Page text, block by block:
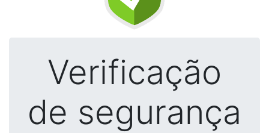
Verificação
de segurança